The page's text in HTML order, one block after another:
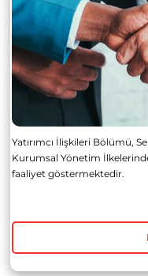
Yatırımcı İlişkileri Bölümü,
Kurumsal Yönetim
faaliyet göstermektedir.